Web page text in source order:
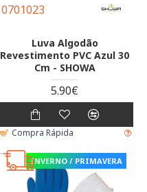
0701023
Luva Algodão
Revestimento PVC Azul 30
Cm - SHOWA
5.90€
Compra Rápida
INVERNO / PRIMAVERA